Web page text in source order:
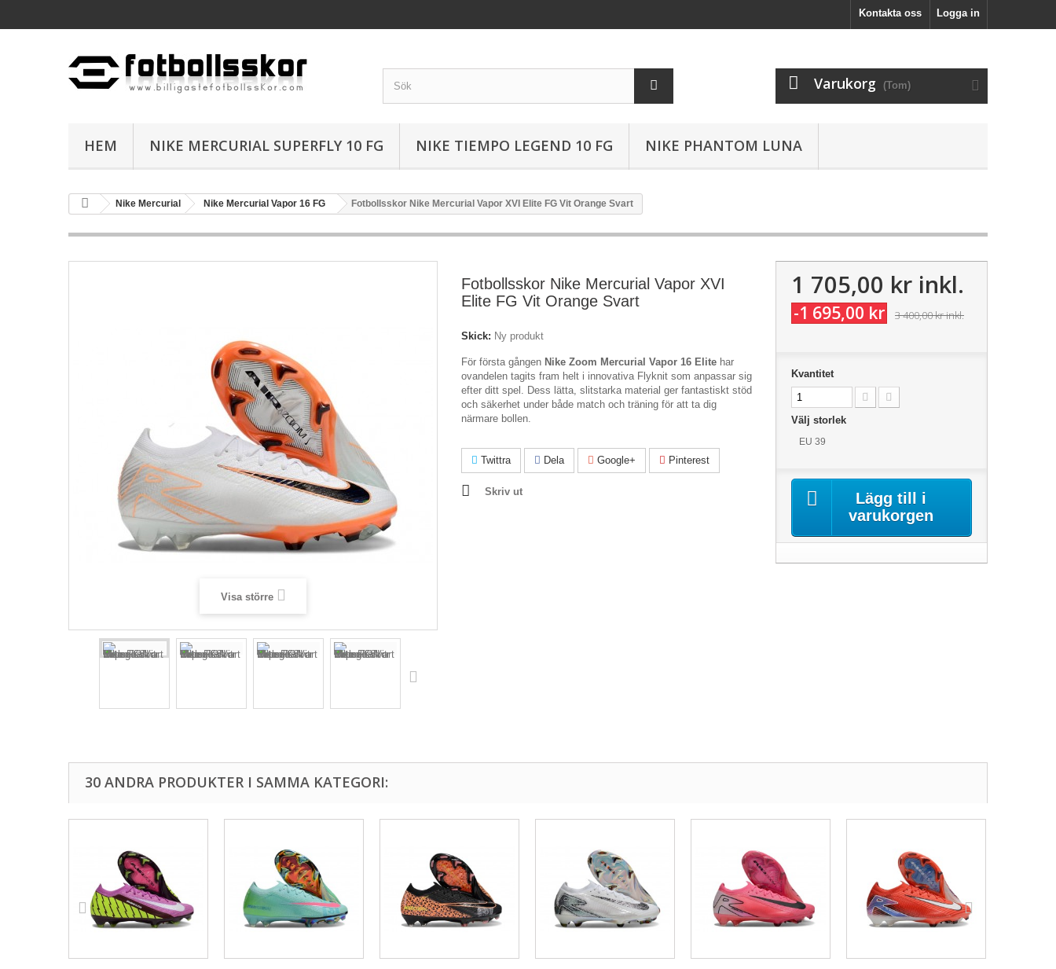
Logga in
Kontakta oss
Varukorg (Tom)
HEM NIKE MERCURIAL SUPERFLY 10 FG NIKE TIEMPO LEGEND 10 FG NIKE PHANTOM LUNA
Nike Mercurial Nike Mercurial Vapor 16 FG Fotbollsskor Nike Mercurial Vapor XVI Elite FG Vit Orange Svart
Visa större
Fotbollsskor Nike Mercurial Vapor XVI
Elite FG Vit Orange Svart
Skick: Ny produkt
För första gången Nike Zoom Mercurial Vapor 16 Elite har
ovandelen tagits fram helt i innovativa Flyknit som anpassar sig
efter ditt spel. Dess lätta, slitstarka material ger fantastiskt stöd
och säkerhet under både match och träning för att ta dig
närmare bollen.
Twittra Dela Google+ Pinterest
Skriv ut
1 705,00 krinkl.
-1 695,00 kr 3 400,00 krinkl.
Kvantitet
Välj storlek
EU 39
Lägg till i
varukorgen
30 ANDRA PRODUKTER I SAMMA KATEGORI: